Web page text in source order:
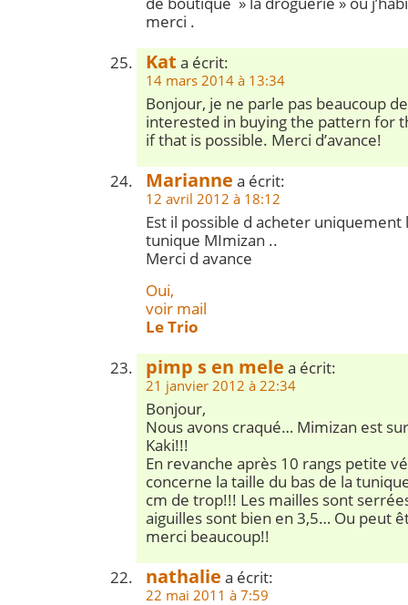
merci .
Kat a écrit:
14 mars 2014 à 13:34
Bonjour, je ne parle pas beaucoup
interested in buying the pattern for
if that is possible. Merci d’avance!
Marianne a écrit:
12 avril 2012 à 18:12
Est il possible d acheter uniquement
tunique MImizan ..
Merci d avance
Oui,
voir mail
Le Trio
pimp s en mele a écrit:
21 janvier 2012 à 22:34
Bonjour,
Nous avons craqué… Mimizan est
Kaki!!!
En revanche après 10 rangs petite
concerne la taille du bas de la
cm de trop!!! Les mailles sont
aiguilles sont bien en 3,5… Ou peut
merci beaucoup!!
nathalie a écrit:
22 mai 2011 à 7:59